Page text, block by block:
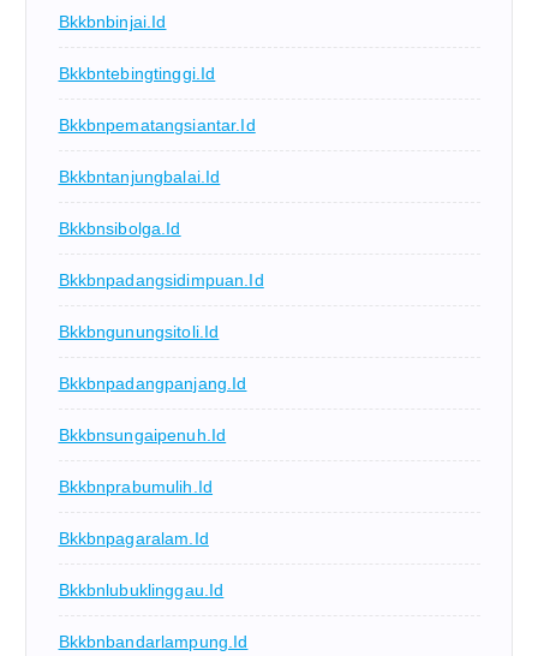
Bkkbnbinjai.id
Bkkbntebingtinggi.id
Bkkbnpematangsiantar.id
Bkkbntanjungbalai.id
Bkkbnsibolga.id
Bkkbnpadangsidimpuan.id
Bkkbngunungsitoli.id
Bkkbnpadangpanjang.id
Bkkbnsungaipenuh.id
Bkkbnprabumulih.id
Bkkbnpagaralam.id
Bkkbnlubuklinggau.id
Bkkbnbandarlampung.id